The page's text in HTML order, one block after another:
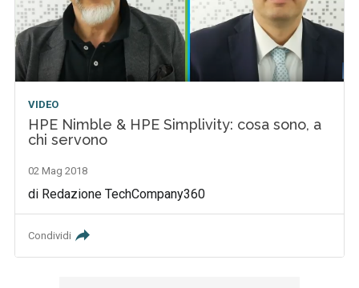
VIDEO
HPE Nimble & HPE Simplivity: cosa sono, a
chi servono
02 Mag 2018
di Redazione TechCompany360
Condividi